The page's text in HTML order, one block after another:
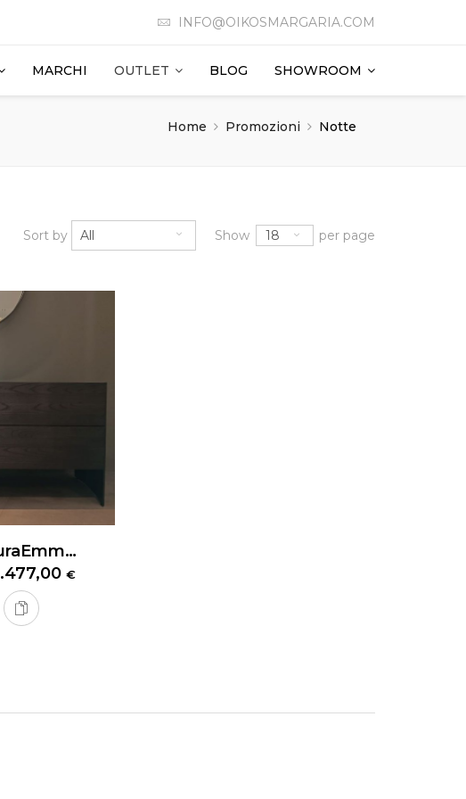
INFO@OIKOSMARGARIA.COM
MARCHI OUTLET BLOG SHOWROOM
Home Promozioni Notte
Sort by All Show 18 per page
Comò MisuraEmme Milvian
€
cassetti, un raster, ripiani e tubi appendiabiti. Finiture